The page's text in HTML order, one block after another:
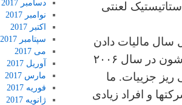
لعنتی
سال مالیات دادن
یه برگه هایی از اداره مالیات دریافت میکنن که نشون میده درآمدشون در سال ۲۰۰۶
ریز جزییات. ما
و افراد زیادی
دسامبر 2017
نوامبر 2017
اکتبر 2017
سپتامبر 2017
می 2017
آوریل 2017
مارس 2017
فوریه 2017
ژانویه 2017